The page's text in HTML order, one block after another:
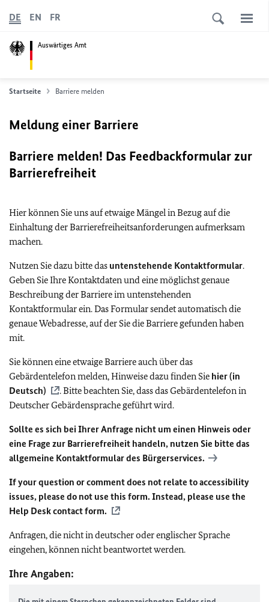
Auswärtiges Amt
DE EN FR
Startseite Barriere melden
Meldung einer Barriere
Barriere melden! Das Feedbackformular zur
Barrierefreiheit
Hier können Sie uns auf etwaige Mängel in Bezug auf die
Einhaltung der Barrierefreiheitsanforderungen aufmerksam
machen.
Nutzen Sie dazu bitte das untenstehende Kontaktformular.
Geben Sie Ihre Kontaktdaten und eine möglichst genaue
Beschreibung der Barriere im untenstehenden
Kontaktformular ein. Das Formular sendet automatisch die
genaue Webadresse, auf der Sie die Barriere gefunden haben
mit.
Sie können eine etwaige Barriere auch über das
Gebärdentelefon melden, Hinweise dazu finden Sie hier (in
Deutsch)
. Bitte beachten Sie, dass das Gebärdentelefon in
Deutscher Gebärdensprache geführt wird.
Sollte es sich bei Ihrer Anfrage nicht um einen Hinweis oder
eine Frage zur Barrierefreiheit handeln, nutzen Sie bitte das
allgemeine Kontaktformular des Bürgerservices.
If your question or comment does not relate to accessibility
issues, please do not use this form. Instead, please use the
Help Desk contact form.
Anfragen, die nicht in deutscher oder englischer Sprache
eingehen, können nicht beantwortet werden.
Ihre Angaben: